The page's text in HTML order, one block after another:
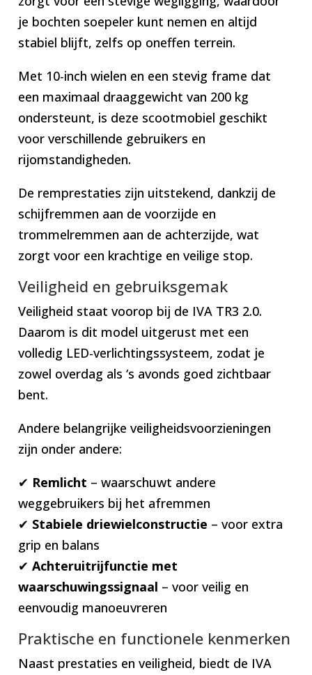
je bochten soepeler kunt nemen en altijd
stabiel blijft, zelfs op oneffen terrein.
Met 10-inch wielen en een stevig frame dat
een maximaal draaggewicht van 200 kg
ondersteunt, is deze scootmobiel geschikt
voor verschillende gebruikers en
rijomstandigheden.
De remprestaties zijn uitstekend, dankzij de
schijfremmen aan de voorzijde en
trommelremmen aan de achterzijde, wat
zorgt voor een krachtige en veilige stop.
Veiligheid en gebruiksgemak
Veiligheid staat voorop bij de IVA TR3 2.0.
Daarom is dit model uitgerust met een
volledig LED-verlichtingssysteem, zodat je
zowel overdag als ‘s avonds goed zichtbaar
bent.
Andere belangrijke veiligheidsvoorzieningen
zijn onder andere:
✔ Remlicht – waarschuwt andere
weggebruikers bij het afremmen
✔ Stabiele driewielconstructie – voor extra
grip en balans
✔Achteruitrijfunctie met
waarschuwingssignaal – voor veilig en
eenvoudig manoeuvreren
Praktische en functionele kenmerken
Naast prestaties en veiligheid, biedt de IVA